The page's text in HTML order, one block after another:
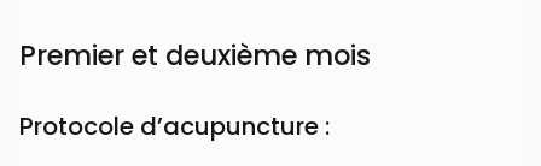
Premier et deuxième mois
Protocole d’acupuncture :